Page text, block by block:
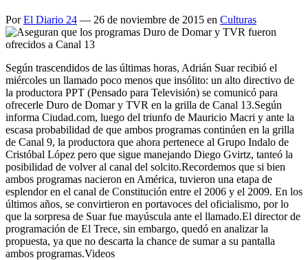
PorEl Diario 24 — 26 de noviembre de 2015 en Culturas
Según trascendidos de las últimas horas, Adrián Suar recibió el
miércoles un llamado poco menos que insólito: un alto directivo de
la productora PPT (Pensado para Televisión) se comunicó para
ofrecerle Duro de Domar y TVR en la grilla de Canal 13.Según
informa Ciudad.com, luego del triunfo de Mauricio Macri y ante la
escasa probabilidad de que ambos programas continúen en la grilla
de Canal 9, la productora que ahora pertenece al Grupo Indalo de
Cristóbal López pero que sigue manejando Diego Gvirtz, tanteó la
posibilidad de volver al canal del solcito.Recordemos que si bien
ambos programas nacieron en América, tuvieron una etapa de
esplendor en el canal de Constitución entre el 2006 y el 2009. En los
últimos años, se convirtieron en portavoces del oficialismo, por lo
que la sorpresa de Suar fue mayúscula ante el llamado.El director de
programación de El Trece, sin embargo, quedó en analizar la
propuesta, ya que no descarta la chance de sumar a su pantalla
ambos programas.Videos